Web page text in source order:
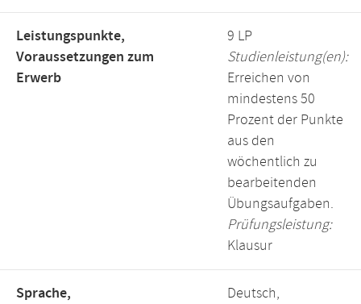
Leistungspunkte,
Voraussetzungen zum
Erwerb
9 LP
Studienleistung(en):
Erreichen von
mindestens 50
Prozent der Punkte
aus den
wöchentlich zu
bearbeitenden
Übungsaufgaben.
Prüfungsleistung:
Klausur
Sprache,
Deutsch,